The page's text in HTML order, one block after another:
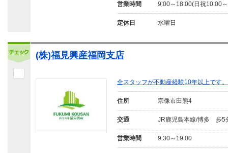
営業時間 9:00～18:00(日祝10:00
定休日 水曜日
(株)福見興産福岡支店
全スタッフが不動産経験10年以上です
住所 宗像市田熊4
交通 JR鹿児島本線/博多 歩5
営業時間 9:30～19:00